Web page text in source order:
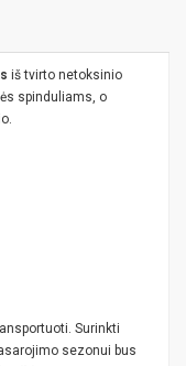
iš tvirto netoksinio
spinduliams, o
Surinkti
sezonui bus